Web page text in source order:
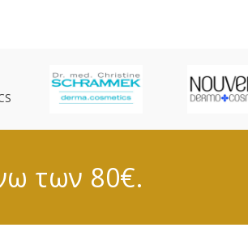
των 80€.